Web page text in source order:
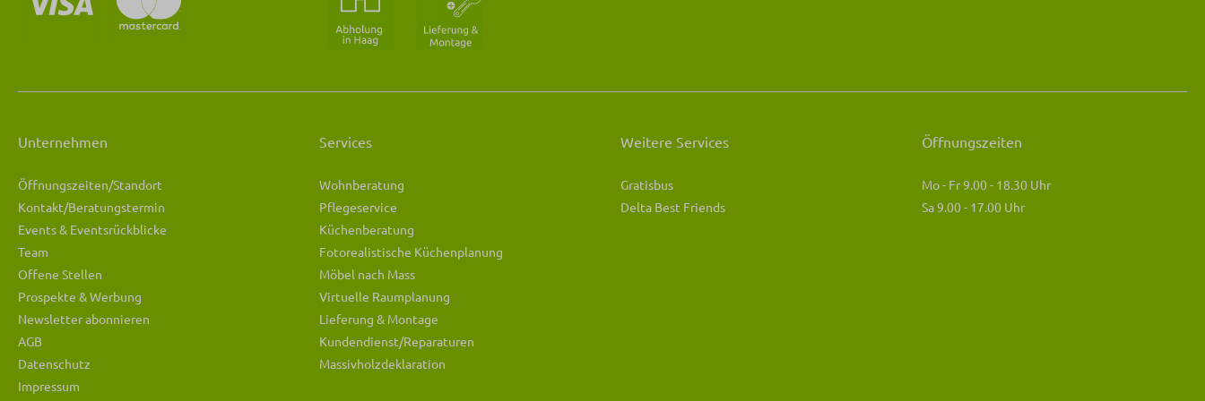
Unternehmen
Öffnungszeiten/Standort
Kontakt/Beratungstermin
Events & Eventsrückblicke
Team
Offene Stellen
Prospekte & Werbung
Newsletter abonnieren
AGB
Datenschutz
Impressum
Services
Wohnberatung
Pflegeservice
Küchenberatung
Fotorealistische Küchenplanung
Möbel nach Mass
Virtuelle Raumplanung
Lieferung & Montage
Kundendienst/Reparaturen
Massivholzdeklaration
Weitere Services
Gratisbus
Delta Best Friends
Öffnungszeiten
Mo - Fr 9.00 - 18.30 Uhr
Sa 9.00 - 17.00 Uhr